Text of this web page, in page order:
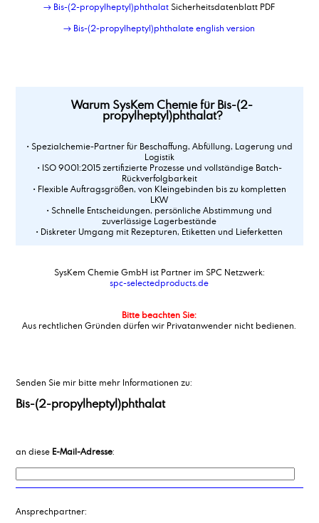
→ Bis-(2-propylheptyl)phthalatSicherheitsdatenblatt PDF
→ Bis-(2-propylheptyl)phthalate english version
Warum SysKem Chemie für Bis-(2-
propylheptyl)phthalat?
• Spezialchemie-Partner für Beschaffung, Abfüllung, Lagerung und
Logistik
• ISO 9001:2015 zertifizierte Prozesse und vollständige Batch-
Rückverfolgbarkeit
• Flexible Auftragsgrößen, von Kleingebinden bis zu kompletten
LKW
• Schnelle Entscheidungen, persönliche Abstimmung und
zuverlässige Lagerbestände
• Diskreter Umgang mit Rezepturen, Etiketten und Lieferketten
SysKem Chemie GmbH ist Partner im SPC Netzwerk:
spc-selectedproducts.de
Bitte beachten Sie:
Aus rechtlichen Gründen dürfen wir Privatanwender nicht bedienen.
Senden Sie mir bitte mehr Informationen zu:
Bis-(2-propylheptyl)phthalat
an diese E-Mail-Adresse:
Ansprechpartner: